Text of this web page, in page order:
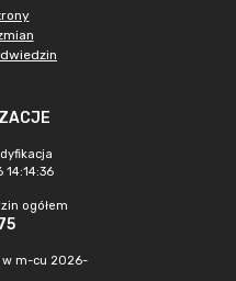
ogółem
w m-cu 2026-